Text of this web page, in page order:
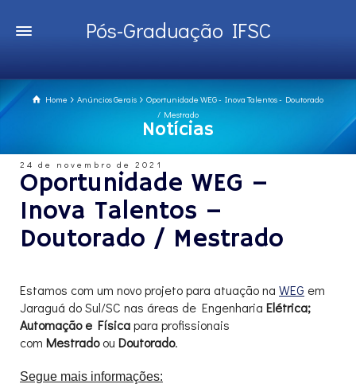
Pós-Graduação IFSC
Home Anúncios Gerais
Oportunidade WEG - Inova Talentos - Doutorado
/ Mestrado
Notícias
24 de novembro de 2021
Oportunidade WEG –
Inova Talentos –
Doutorado / Mestrado
Estamos com um novoprojeto para atuação na WEG em
Jaraguá do Sul/SC nas áreas de Engenharia Elétrica;
Automação e Físicapara profissionais
com Mestrado ou Doutorado.
Segue mais informações: